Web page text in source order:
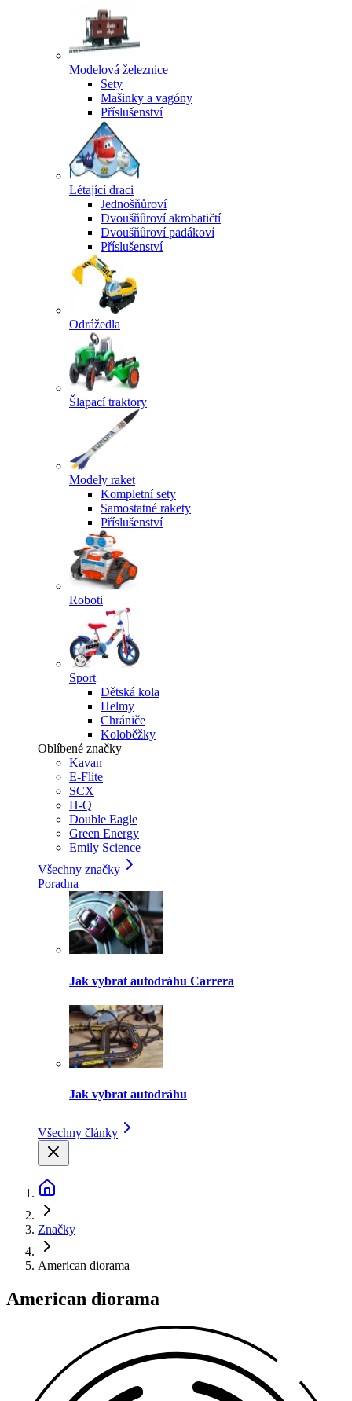
Modelová železnice
Sety
Mašinky a vagóny
Příslušenství
Létající draci
Jednošňůroví
Dvoušňůroví akrobatičtí
Dvoušňůroví padákoví
Příslušenství
Odrážedla
Šlapací traktory
Modely raket
Kompletní sety
Samostatné rakety
Příslušenství
Roboti
Sport
Dětská kola
Helmy
Chrániče
Koloběžky
Oblíbené značky
Kavan
E-Flite
SCX
H-Q
Double Eagle
Green Energy
Emily Science
Všechny značky
Poradna
Jak vybrat autodráhu Carrera
Jak vybrat autodráhu
Všechny články
Značky
American diorama
American diorama